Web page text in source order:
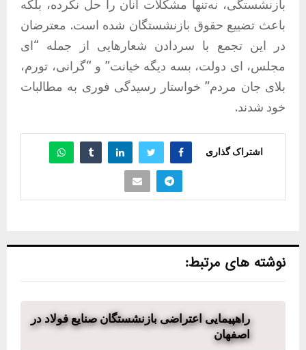
بازنشستگی، نه‌تنها مشکلات آنان را حل نکرده، بلکه
باعث تضییع حقوق بازنشستگان شده است. معترضان
در این تجمع با سردادن شعارهایی از جمله “ای
مجلس، ای دولت، بسه دیگه خیانت” و “گرانی، تورم،
بلای جان مردم” خواستار رسیدگی فوری به مطالبات
خود شدند.
اشتراک گذاری
نوشته های مرتبط:
راهپیمایی اعتراضی بازنشستگان صنایع فولاد در
اصفهان